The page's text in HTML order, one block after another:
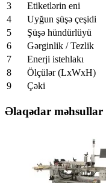
3
Etiketlərin eni
4
Uyğun şüşə çeşidi
5
Şüşə hündürlüyü
6
Gərginlik / Tezlik
7
Enerji istehlakı
8
Ölçülər (LxWxH)
9
Çəki
Əlaqədar məhsullar